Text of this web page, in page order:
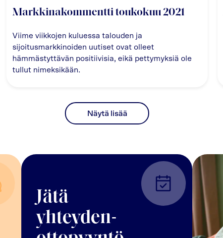
Markkinakommentti toukokuu 2021
Viime viikkojen kuluessa talouden ja
sijoitusmarkkinoiden uutiset ovat olleet
hämmästyttävän positiivisia, eikä pettymyksiä ole
tullut nimeksikään.
Näytä lisää
Jätä
yhteyden-